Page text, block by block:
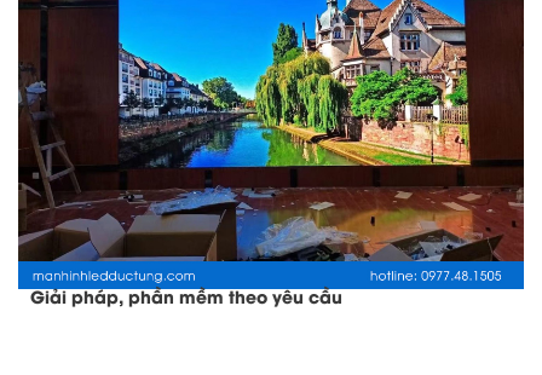
Giải pháp, phần mềm theo yêu cầu